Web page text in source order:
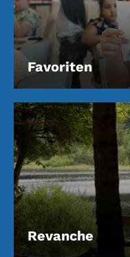
Favoriten
Revanche